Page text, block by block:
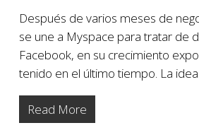
Después de varios meses de
se une a Myspace para tratar de
Facebook, en su crecimiento
tenido en el último tiempo. La
Read More